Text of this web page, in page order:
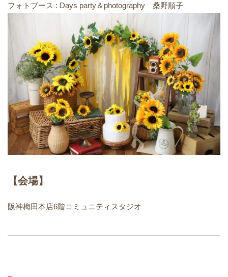
フォトブース : Days party＆photography 桑野順子
【会場】
阪神梅田本店6階コミュニティスタジオ